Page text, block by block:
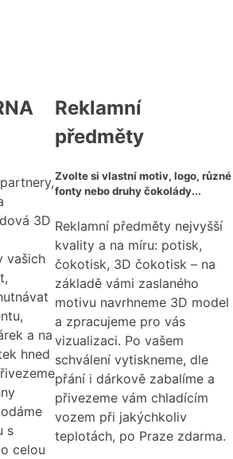
Reklamní
předměty
Zvolte si vlastní motiv, logo, různé
fonty nebo druhy čokolády...
Reklamní předměty nejvyšší
kvality a na míru: potisk,
čokotisk, 3D čokotisk – na
základě vámi zaslaného
motivu navrhneme 3D model
a zpracujeme pro vás
vizualizaci. Po vašem
schválení vytiskneme, dle
přání i dárkově zabalíme a
přivezeme vám chladícím
vozem při jakýchkoliv
teplotách, po Praze zdarma.
3D
vašich
a na
hned
s
celou